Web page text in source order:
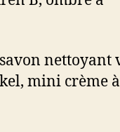
nettoyant
mini crème